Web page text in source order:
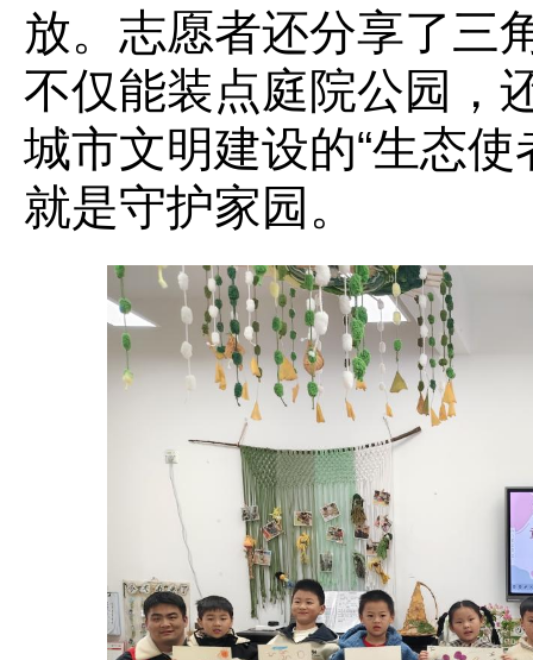
放。志愿者还分享了三
不仅能装点庭院公园，
城市文明建设的“生态
就是守护家园。